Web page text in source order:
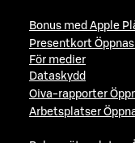
Bonus med Apple
Presentkort
För medier
Dataskydd
Oiva-rapporter
Arbetsplatser